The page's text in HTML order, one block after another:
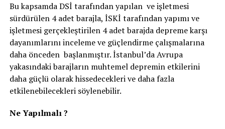
Bu kapsamda DSİ tarafından yapılan ve işletmesi
sürdürülen 4 adet barajla, İSKİ tarafından yapımı ve
işletmesi gerçekleştirilen 4 adet barajda depreme karşı
dayanımlarını inceleme ve güçlendirme çalışmalarına
daha önceden başlanmıştır. İstanbul’da Avrupa
yakasındaki barajların muhtemel depremin etkilerini
daha güçlü olarak hissedecekleri ve daha fazla
etkilenebilecekleri söylenebilir.
Ne Yapılmalı ?